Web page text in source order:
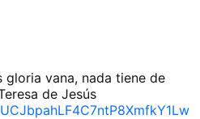
gloria vana, nada tiene de
de Jesús